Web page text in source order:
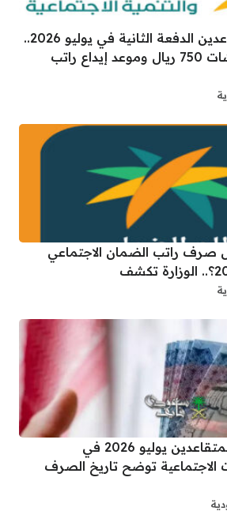
صرف رواتب المتقاعدين الدفعة الثانية في يوليو 2026..
حقيقة زيادة المعاشات 750 ريال وموعد إيداع راتب
صرف راتب الضمان الاجتماعي
موعد نزول رواتب المتقاعدين يوليو 2026 في
الاجتماعية توضح تاريخ الصرف